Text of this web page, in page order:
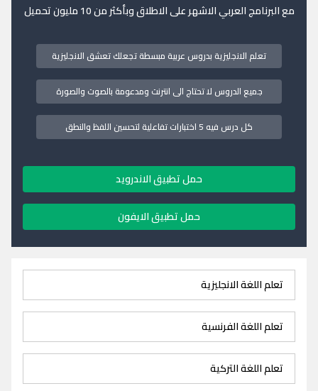
مع البرنامج العربي الاشهر على الاطلاق وبأكثر من 10 مليون تحميل
تعلم الانجليزية بدروس عربية مبسطة تجعلك تعشق الانجليزية
جميع الدروس لا تحتاج الى انترنت ومدعومة بالصوت والصورة
كل درس فيه 5 اختبارات تفاعلية لتحسين اللفظ والنطق
حمل تطبيق الاندرويد
حمل تطبيق الايفون
تعلم اللغة الانجليزية
تعلم اللغة الفرنسية
تعلم اللغة التركية